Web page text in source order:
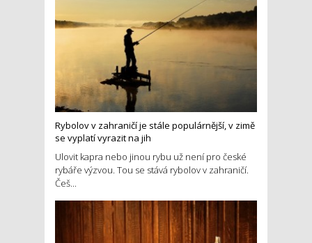
Rybolov v zahraničí je stále populárnější, v zimě
se vyplatí vyrazit na jih
Ulovit kapra nebo jinou rybu už není pro české
rybáře výzvou. Tou se stává rybolov v zahraničí.
Češ...